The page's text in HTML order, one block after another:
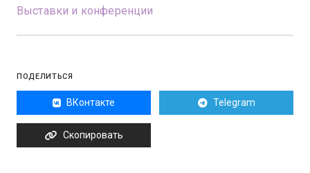
Выставки и конференции
ПОДЕЛИТЬСЯ
ВКонтакте Telegram
Скопировать